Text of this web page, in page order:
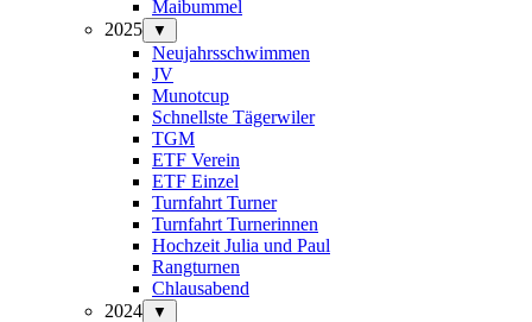
Maibummel
2025
▼
Neujahrsschwimmen
JV
Munotcup
Schnellste Tägerwiler
TGM
ETF Verein
ETF Einzel
Turnfahrt Turner
Turnfahrt Turnerinnen
Hochzeit Julia und Paul
Rangturnen
Chlausabend
2024
▼